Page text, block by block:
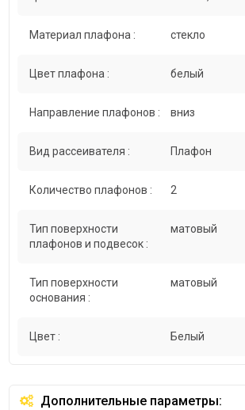
Материал плафона : стекло
Цвет плафона : белый
Направление плафонов : вниз
Вид рассеивателя : Плафон
Количество плафонов : 2
Тип поверхности
плафонов и подвесок :
матовый
Тип поверхности
основания :
матовый
Цвет : Белый
Дополнительные параметры: